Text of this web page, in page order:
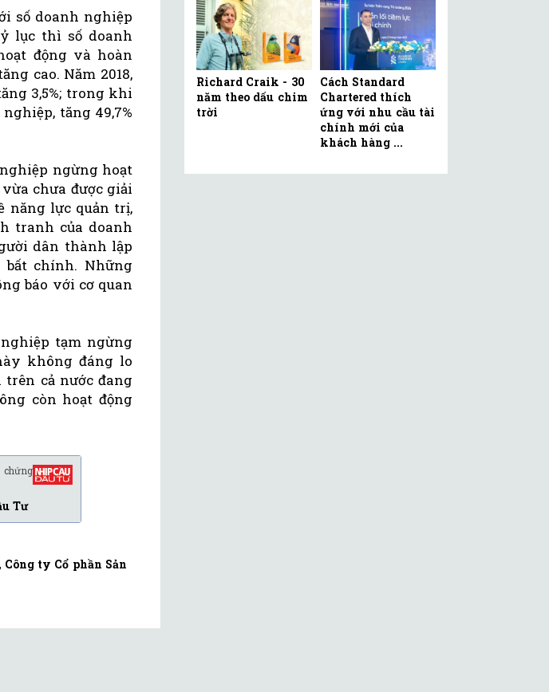
số doanh nghiệp
lục thì số doanh
động và hoàn
cao. Năm 2018,
3,5%; trong khi
tăng 49,7%
ngừng hoạt
chưa được giải
năng lực quản trị,
tranh của doanh
dân thành lập
chính. Những
báo với cơ quan
tạm ngừng
không đáng lo
cả nước đang
còn hoạt động
chứng
Tư
, Công ty Cổ phần Sản
Richard Craik - 30
năm theo dấu chim
trời
Cách Standard
Chartered thích
ứng với nhu cầu tài
chính mới của
khách hàng ...